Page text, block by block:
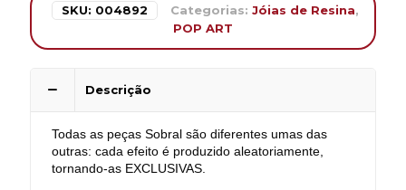
SKU: 004892 Categorias: Jóias de Resina,
POP ART
Descrição
Todas as peças Sobral são diferentes umas das
outras: cada efeito é produzido aleatoriamente,
tornando-as EXCLUSIVAS.